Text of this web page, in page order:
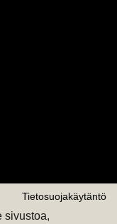
Tietosuojakäytäntö
sivustoa,